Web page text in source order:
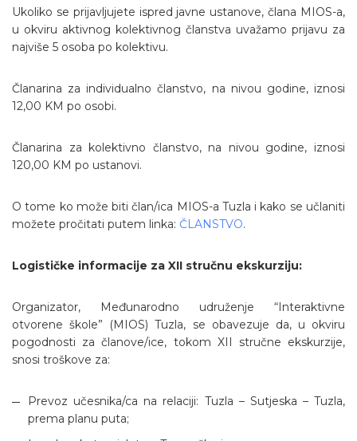
Ukoliko se prijavljujete ispred javne ustanove, člana MIOS-a,
u okviru aktivnog kolektivnog članstva uvažamo prijavu za
najviše 5 osoba po kolektivu.
Članarina za individualno članstvo, na nivou godine, iznosi
12,00 KM po osobi.
Članarina za kolektivno članstvo, na nivou godine, iznosi
120,00 KM po ustanovi.
O tome ko može biti član/ica MIOS-a Tuzla i kako se učlaniti
možete pročitati putem linka: ČLANSTVO.
Logističke informacije za XII stručnu ekskurziju:
Organizator, Međunarodno udruženje “Interaktivne
otvorene škole” (MIOS) Tuzla, se obavezuje da, u okviru
pogodnosti za članove/ice, tokom XII stručne ekskurzije,
snosi troškove za:
Prevoz učesnika/ca na relaciji: Tuzla – Sutjeska – Tuzla,
prema planu puta;